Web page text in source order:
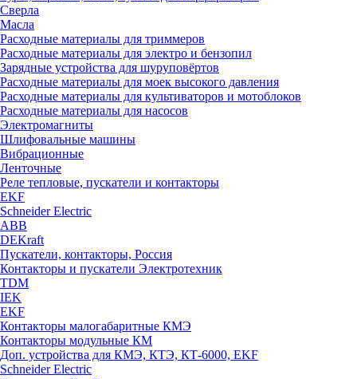
Сверла
Масла
Расходные материалы для триммеров
Расходные материалы для электро и бензопил
Зарядные устройства для шуруповёртов
Расходные материалы для моек высокого давления
Расходные материалы для культиваторов и мотоблоков
Расходные материалы для насосов
Электромагниты
Шлифовальные машины
Вибрационные
Ленточные
Реле тепловые, пускатели и контакторы
EKF
Schneider Electric
ABB
DEKraft
Пускатели, контакторы, Россия
Контакторы и пускатели Электротехник
TDM
IEK
EKF
Контакторы малогабаритные КМЭ
Контакторы модульные КМ
Доп. устройства для КМЭ, КТЭ, КТ-6000, EKF
Schneider Electric